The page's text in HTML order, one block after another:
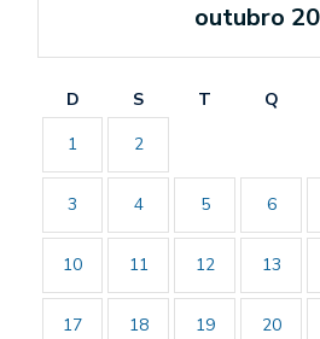
outubro
D S T Q
1
2
3 4 5 6
10 11 12 13
17 18 19 20